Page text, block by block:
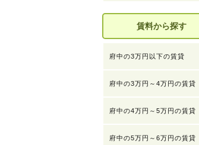
賃料から探す
府中の3万円以下の賃貸
府中の3万円～4万円の賃貸
府中の4万円～5万円の賃貸
府中の5万円～6万円の賃貸